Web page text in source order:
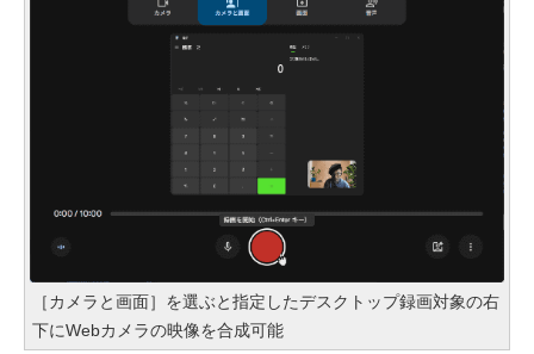
［カメラと画面］を選ぶと指定したデスクトップ録画対象の右
下にWebカメラの映像を合成可能